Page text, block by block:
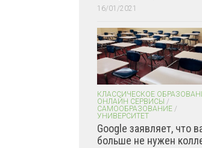
16/01/2021
КЛАССИЧЕСКОЕ
ОНЛАЙН СЕРВИСЫ /
САМООБРАЗОВАНИЕ /
УНИВЕРСИТЕТ
Google заявляет, что
больше не нужен